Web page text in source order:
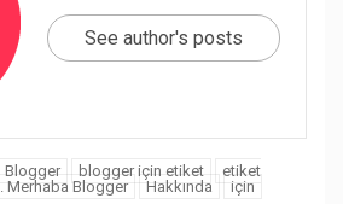
See author's posts
Blogger blogger için etiket
etiket
Merhaba Blogger Hakkında için